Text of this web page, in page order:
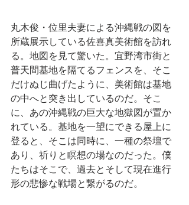
丸木俊・位里夫妻による沖縄戦の図を
所蔵展示している佐喜真美術館を訪れ
る。地図を見て驚いた。宜野湾市街と
普天間基地を隔てるフェンスを、そこ
だけぬじ曲げたように、美術館は基地
の中へと突き出しているのだ。そこ
に、あの沖縄戦の巨大な地獄図が置か
れている。基地を一望にできる屋上に
登ると、そこは同時に、一種の祭壇で
あり、祈りと瞑想の場なのだった。僕
たちはそこで、過去とそして現在進行
形の悲惨な戦場と繋がるのだ。